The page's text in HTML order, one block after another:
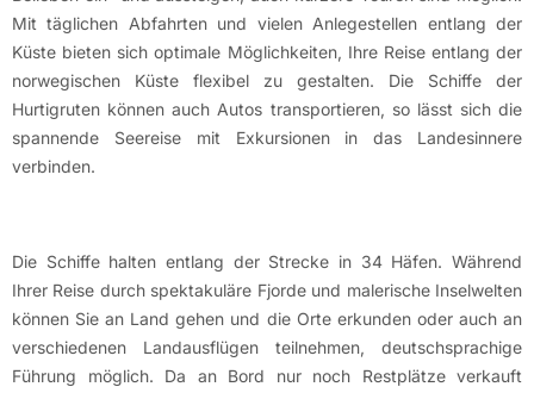
Mit täglichen Abfahrten und vielen Anlegestellen entlang der
Küste bieten sich optimale Möglichkeiten, Ihre Reise entlang der
norwegischen Küste flexibel zu gestalten. Die Schiffe der
Hurtigruten können auch Autos transportieren, so lässt sich die
spannende Seereise mit Exkursionen in das Landesinnere
verbinden.
Die Schiffe halten entlang der Strecke in 34 Häfen. Während
Ihrer Reise durch spektakuläre Fjorde und malerische Inselwelten
können Sie an Land gehen und die Orte erkunden oder auch an
verschiedenen Landausflügen teilnehmen, deutschsprachige
Führung möglich. Da an Bord nur noch Restplätze verkauft